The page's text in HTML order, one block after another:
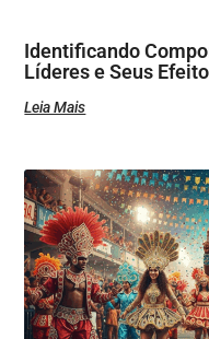
Identificando
Líderes e Seus
Leia Mais